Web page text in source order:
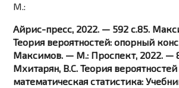
М.:
Айрис-пресс, 2022. — 592 c.85.
Теория вероятностей: опорный
Максимов. — М.: Проспект, 2022. —
Мхитарян, В.С. Теория
математическая статистика: